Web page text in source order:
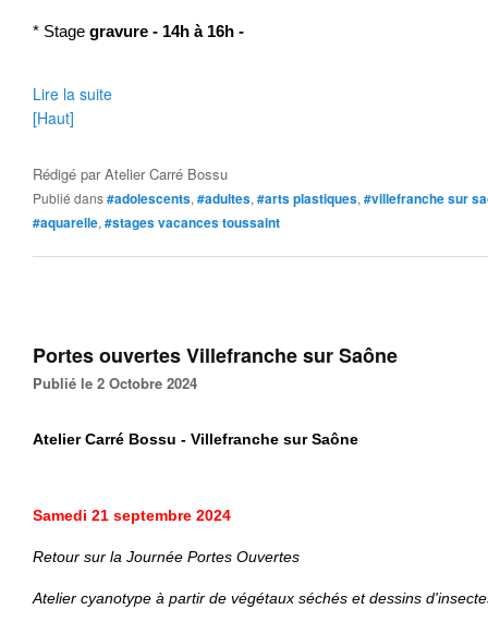
* Stage gravure - 14h à 16h -
Lire la suite
[Haut]
Rédigé parAtelier Carré Bossu
Publié dans#adolescents, #adultes, #arts plastiques, #villefranche sur
#aquarelle, #stages vacances toussaint
Portes ouvertes Villefranche sur Saône
Publié le 2 Octobre 2024
Atelier Carré Bossu - Villefranche sur Saône
Samedi 21 septembre 2024
Retour sur la Journée Portes Ouvertes
Atelier cyanotype à partir de végétaux séchés et dessins